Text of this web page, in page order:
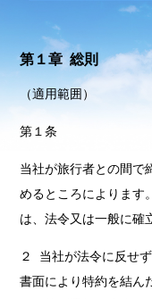
第１章 総則
（適用範囲）
第１条
当社が旅行者との間で
めるところによります
は、法令又は一般に確
２ 当社が法令に反せ
書面により特約を結ん